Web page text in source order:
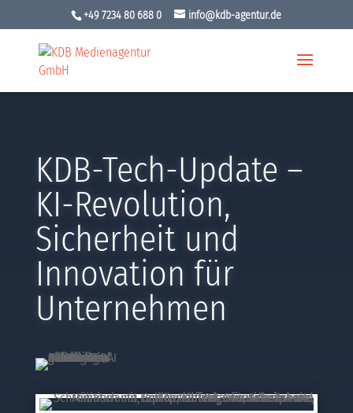
+49 7234 80 688 0 info@kdb-agentur.de
KDB-Tech-Update –
KI-Revolution,
Sicherheit und
Innovation für
Unternehmen